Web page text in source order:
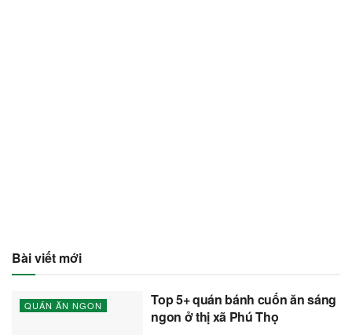
Bài viết mới
QUÁN ĂN NGON
Top 5+ quán bánh cuốn ăn sáng
ngon ở thị xã Phú Thọ